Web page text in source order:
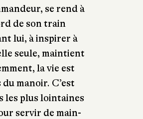
se rend à
de son train
lui, à inspirer à
seule, maintient
la vie est
manoir. C’est
les plus lointaines
servir de main-